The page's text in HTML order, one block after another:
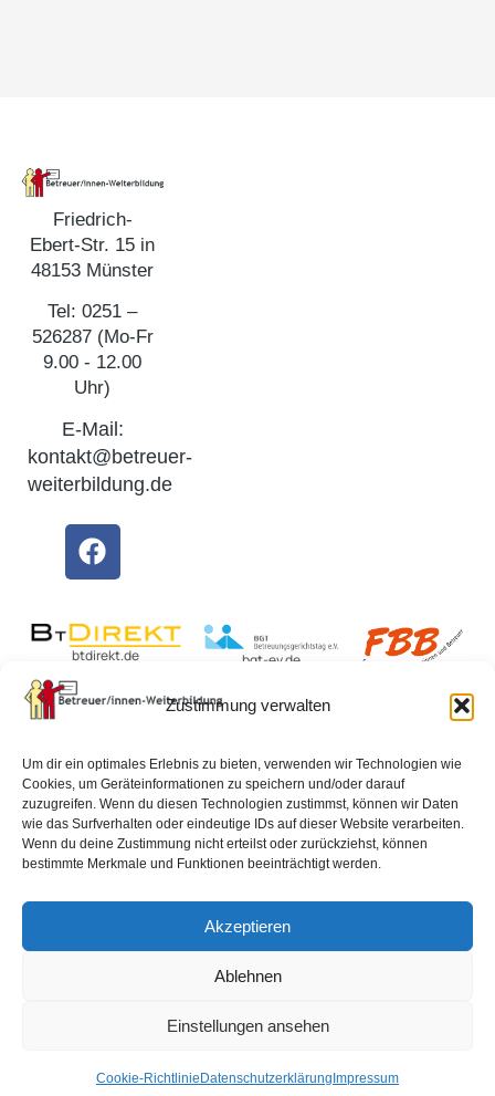
Zustimmung verwalten
Um dir ein optimales Erlebnis zu bieten, verwenden wir Technologien wie
Cookies, um Geräteinformationen zu speichern und/oder darauf
zuzugreifen. Wenn du diesen Technologien zustimmst, können wir Daten
wie das Surfverhalten oder eindeutige IDs auf dieser Website verarbeiten.
Wenn du deine Zustimmung nicht erteilst oder zurückziehst, können
bestimmte Merkmale und Funktionen beeinträchtigt werden.
Akzeptieren
Ablehnen
Einstellungen ansehen
Cookie-Richtlinie Datenschutzerklärung Impressum
Friedrich-
Ebert-Str. 15 in
48153 Münster
Tel: 0251 –
526287 (Mo-Fr
9.00 - 12.00
Uhr)
E-Mail:
kontakt@betreuer-
weiterbildung.de
btdirekt.de
lexikon-
betreuungsrecht.de
bgt-ev.de
BvBEF.de
© 2026 Alle Rechte vorbehalten.
Impressum Datenschutzerklärung AGB
Widerrufsbelehrung Vertrag widerrufen